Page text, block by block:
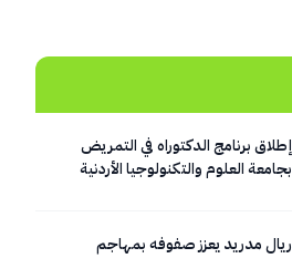
إطلاق برنامج الدكتوراه في التمريض
بجامعة العلوم والتكنولوجيا الأردنية
ريال مدريد يعزز صفوفه بمهاجم